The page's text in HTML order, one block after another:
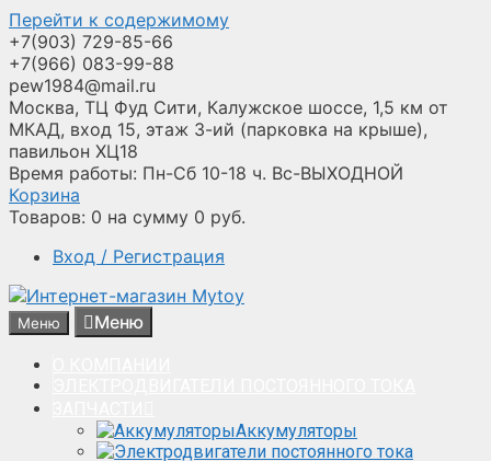
Перейти к содержимому
+7(903) 729-85-66
+7(966) 083-99-88
pew1984@mail.ru
Москва, ТЦ Фуд Сити, Калужское шоссе, 1,5 км от
МКАД, вход 15, этаж 3-ий (парковка на крыше),
павильон ХЦ18
Время работы: Пн-Сб 10-18 ч. Вс-ВЫХОДНОЙ
Корзина
Товаров: 0 на сумму 0 руб.
Вход / Регистрация
Меню Меню
Аккумуляторы